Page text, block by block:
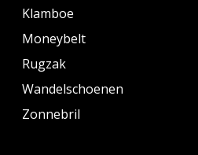
Klamboe
Moneybelt
Rugzak
Wandelschoenen
Zonnebril